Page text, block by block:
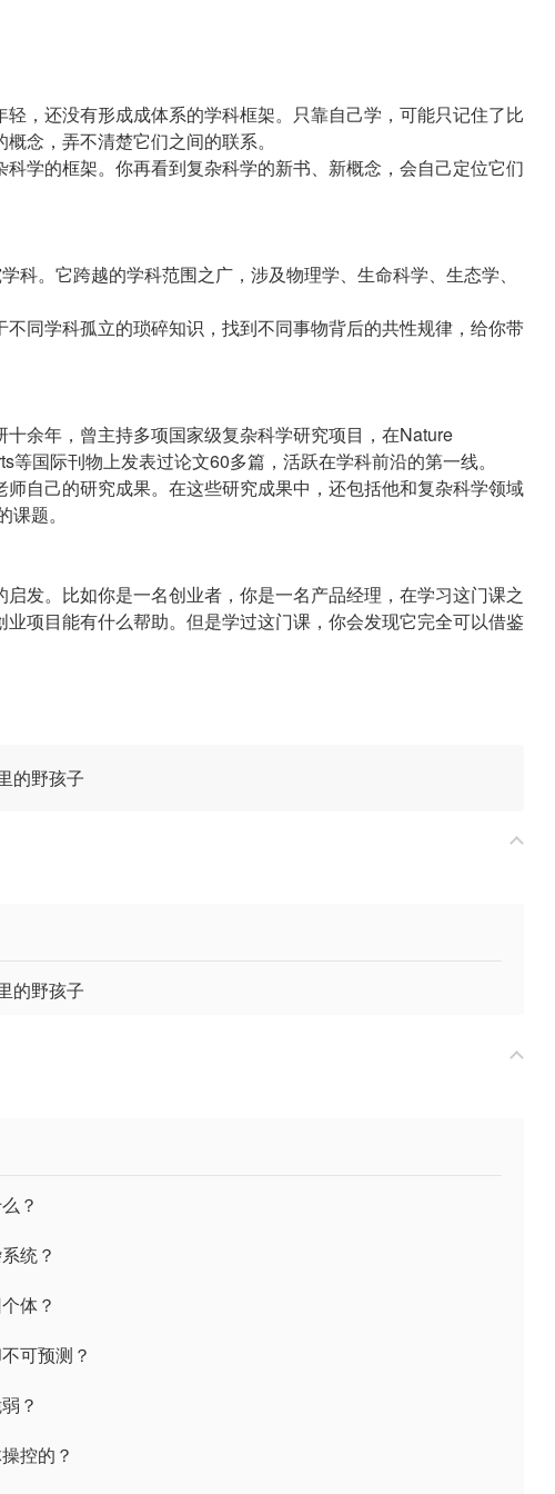
，还没有形成成体系的学科框架。只靠自己学，可能只记住了比
念，弄不清楚它们之间的联系。
学的框架。你再看到复杂科学的新书、新概念，会自己定位它们
科。它跨越的学科范围之广，涉及物理学、生命科学、生态学、
同学科孤立的琐碎知识，找到不同事物背后的共性规律，给你带
余年，曾主持多项国家级复杂科学研究项目，在Nature
国际刊物上发表过论文60多篇，活跃在学科前沿的第一线。
自己的研究成果。在这些研究成果中，还包括他和复杂科学领域
题。
发。比如你是一名创业者，你是一名产品经理，在学习这门课之
项目能有什么帮助。但是学过这门课，你会发现它完全可以借鉴
的野孩子
的野孩子
？
统？
体？
可预测？
？
控的？